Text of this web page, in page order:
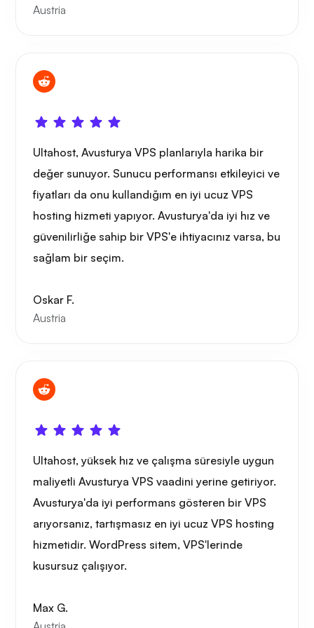
Austria
Ultahost, Avusturya VPS planlarıyla harika bir
değer sunuyor. Sunucu performansı etkileyici ve
fiyatları da onu kullandığım en iyi ucuz VPS
hosting hizmeti yapıyor. Avusturya'da iyi hız ve
güvenilirliğe sahip bir VPS'e ihtiyacınız varsa, bu
sağlam bir seçim.
Oskar F.
Austria
Ultahost, yüksek hız ve çalışma süresiyle uygun
maliyetli Avusturya VPS vaadini yerine getiriyor.
Avusturya'da iyi performans gösteren bir VPS
arıyorsanız, tartışmasız en iyi ucuz VPS hosting
hizmetidir. WordPress sitem, VPS'lerinde
kusursuz çalışıyor.
Max G.